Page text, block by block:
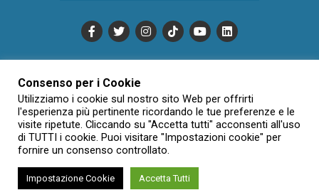
INFORMATIVA SULLA PRIVACY
CONDIZIONI DI UTILIZZO
DATI SOCIETARI
NOVAJO
CREDITS
CONTATTTI
Creative Commons Attribuzione - Non commerciale - Non opere
Consenso per i Cookie
Utilizziamo i cookie sul nostro sito Web per offrirti
l'esperienza più pertinente ricordando le tue preferenze e le
visite ripetute. Cliccando su "Accetta tutti" acconsenti all'uso
di TUTTI i cookie. Puoi visitare "Impostazioni cookie" per
fornire un consenso controllato.
Impostazione Cookie Accetta Tutti